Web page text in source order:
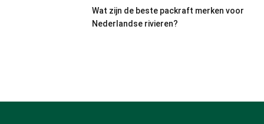
Wat zijn de beste packraft merken voor
Nederlandse rivieren?